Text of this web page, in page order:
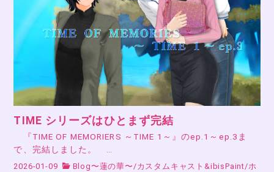
TIME シリーズはひとまず完結
『TIME OF MEMORIERS ～TIME 1～』のep.1～ep.3ま
で、完結しました。 …
2026-01-09 Blog〜蓮の華〜/カスタムキャスト&ibisPaint/ホ